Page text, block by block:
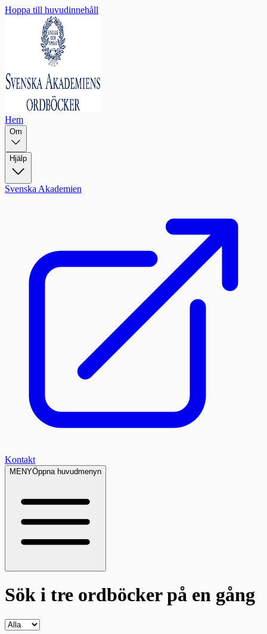
Hoppa till huvudinnehåll
Hem
Om
Hjälp
Svenska Akademien
Kontakt
MENYÖppna huvudmenyn
Sök i tre ordböckerpå en gång